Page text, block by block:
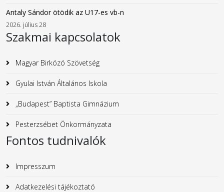
Antaly Sándor ötödik az U17-es vb-n
2026. július 28
Szakmai kapcsolatok
Magyar Birkózó Szövetség
Gyulai István Általános Iskola
„Budapest” Baptista Gimnázium
Pesterzsébet Önkormányzata
Fontos tudnivalók
Impresszum
Adatkezelési tájékoztató